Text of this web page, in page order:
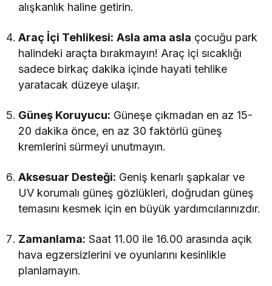
alışkanlık haline getirin.
Araç İçi Tehlikesi: Asla ama asla çocuğu park
halindeki araçta bırakmayın! Araç içi sıcaklığı
sadece birkaç dakika içinde hayati tehlike
yaratacak düzeye ulaşır.
Güneş Koruyucu: Güneşe çıkmadan en az 15-
20 dakika önce, en az 30 faktörlü güneş
kremlerini sürmeyi unutmayın.
Aksesuar Desteği: Geniş kenarlı şapkalar ve
UV korumalı güneş gözlükleri, doğrudan güneş
temasını kesmek için en büyük yardımcılarınızdır.
Zamanlama: Saat 11.00 ile 16.00 arasında açık
hava egzersizlerini ve oyunlarını kesinlikle
planlamayın.